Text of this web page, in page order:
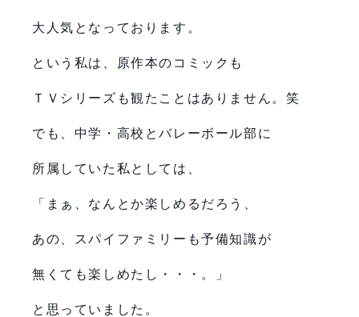
大人気となっております。
という私は、原作本のコミックも
ＴＶシリーズも観たことはありません。笑
でも、中学・高校とバレーボール部に
所属していた私としては、
「まぁ、なんとか楽しめるだろう、
あの、スパイファミリーも予備知識が
無くても楽しめたし・・・。」
と思っていました。